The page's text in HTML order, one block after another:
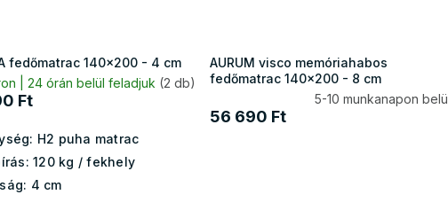
fedőmatrac 140x200 - 4 cm
| 24 órán belül feladjuk (2 db)
Ft
H2 puha matrac
120 kg /fekhely
4 cm
AURUM visco memóriahabos
fedőmatrac 140x200 - 8 cm
5-10 munkanapon belül
56 690 Ft